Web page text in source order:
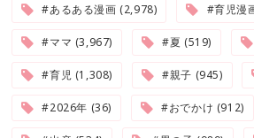
#あるある漫画 (2,978) #育児漫
#ママ (3,967) #夏 (519)
#育児 (1,308) #親子 (945)
#2026年 (36) #おでかけ (912)